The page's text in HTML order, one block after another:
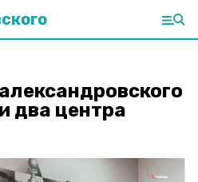
два центра